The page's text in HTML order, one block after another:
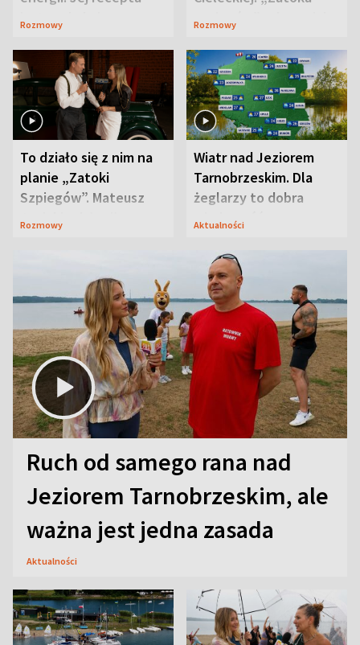
jest zaskakująco
Rozmowy
szpiegów” od razu ich
Rozmowy
To działo się z nim na
planie „Zatoki
Szpiegów”. Mateusz
Janicki odsłonił
Rozmowy
Wiatr nad Jeziorem
Tarnobrzeskim. Dla
żeglarzy to dobra
wiadomość
Aktualności
Ruch od samego rana nad
Jeziorem Tarnobrzeskim, ale
ważna jest jedna zasada
Aktualności